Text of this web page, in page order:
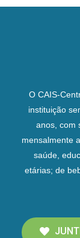
O CAIS-
instituição
anos, com
mensalmente
saúde,
etárias; de